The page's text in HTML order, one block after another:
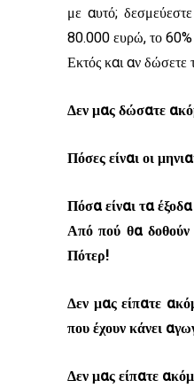
με αυτό;
80.000 ευρώ, το
Εκτός και αν
Δεν μας δώσατε
Πόσες είναι οι
Πόσα είναι τα
Από πού θα δοθούν
Πότερ!
Δεν μας είπατε
που έχουν κάνει
Δεν μας είπατε